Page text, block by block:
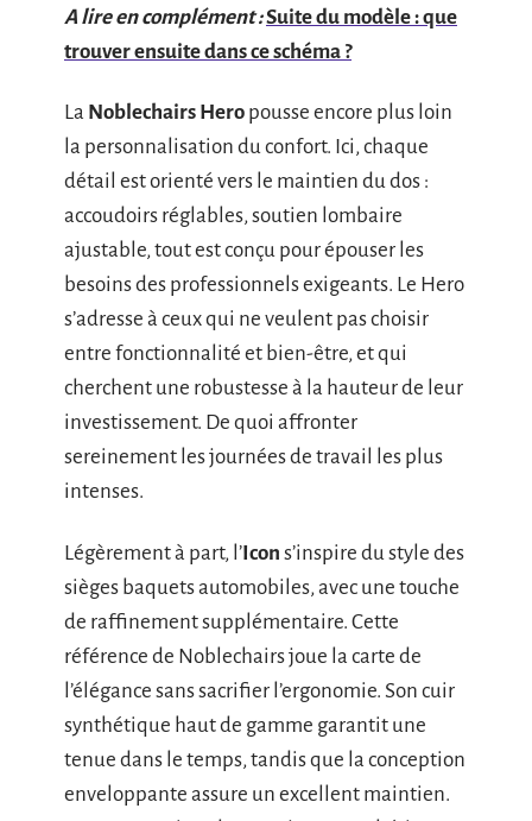
A lire en complément :Suite du modèle : que
trouver ensuite dans ce schéma ?
La Noblechairs Hero pousse encore plus loin
la personnalisation du confort. Ici, chaque
détail est orienté vers le maintien du dos :
accoudoirs réglables, soutien lombaire
ajustable, tout est conçu pour épouser les
besoins des professionnels exigeants. Le Hero
s’adresse à ceux qui ne veulent pas choisir
entre fonctionnalité et bien-être, et qui
cherchent une robustesse à la hauteur de leur
investissement. De quoi affronter
sereinement les journées de travail les plus
intenses.
Légèrement à part, l’Icon s’inspire du style des
sièges baquets automobiles, avec une touche
de raffinement supplémentaire. Cette
référence de Noblechairs joue la carte de
l’élégance sans sacrifier l’ergonomie. Son cuir
synthétique haut de gamme garantit une
tenue dans le temps, tandis que la conception
enveloppante assure un excellent maintien.